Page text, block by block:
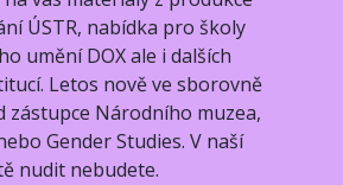
ÚSTR, nabídka pro školy
umění DOX ale i dalších
Letos nově ve sborovně
Národního muzea,
Gender Studies. V naší
nudit nebudete.